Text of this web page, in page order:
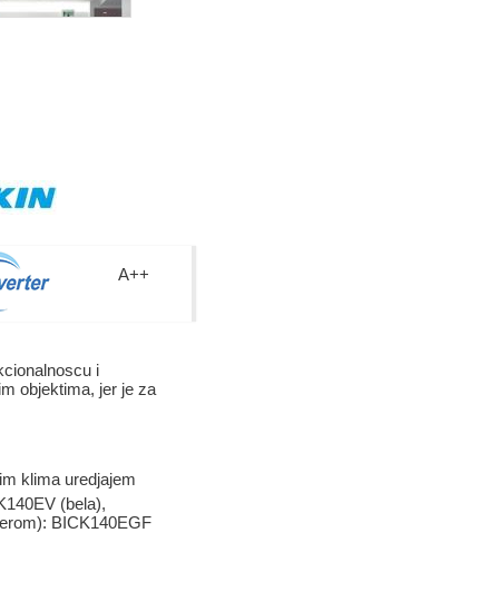
A++
i
objektima, jer je za
klima uredjajem
(bela),
BICK140EGF